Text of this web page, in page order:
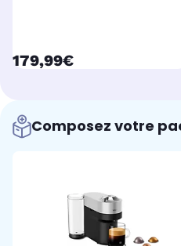
currentPrice
179,99€
Composez votre